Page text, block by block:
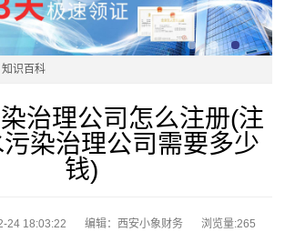
知识百科
治理公司怎么注册(注
染治理公司需要多少
钱)
24 18:03:22 编辑：西安小象财务 浏览量:265